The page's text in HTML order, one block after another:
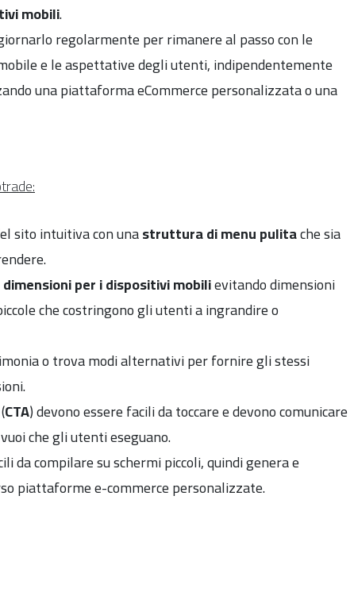
mobili.
regolarmente per rimanere al passo con le
e le aspettative degli utenti, indipendentemente
una piattaforma eCommerce personalizzata o una
sito intuitiva con unastruttura di menu pulitache sia
per i dispositivi mobilievitando dimensioni
che costringono gli utenti a ingrandire o
o trova modi alternativi per fornire gli stessi
CTA) devono essere facili da toccare e devono comunicare
che gli utenti eseguano.
da compilare su schermi piccoli, quindi genera e
piattaforme e-commerce personalizzate.